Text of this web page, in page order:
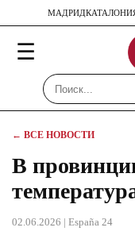
МАДРИД
☰
← ВСЕ НОВОСТИ
В
02.06.2026 | España 24